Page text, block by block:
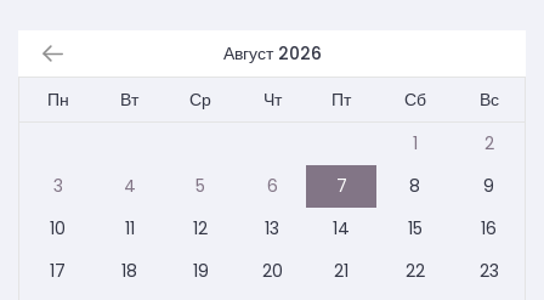
Август 2026
Пн
Вт Ср Чт Пт Сб
Вс
1
2
3
4 5 6 7 8
9
10
11 12 13 14 15
16
17
18 19 20 21 22
23